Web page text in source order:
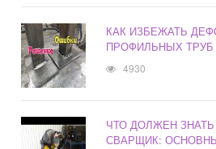
КАК ИЗБЕЖАТЬ
ПРОФИЛЬНЫХ ТРУБ
4930
ЧТО ДОЛЖЕН
СВАРЩИК: